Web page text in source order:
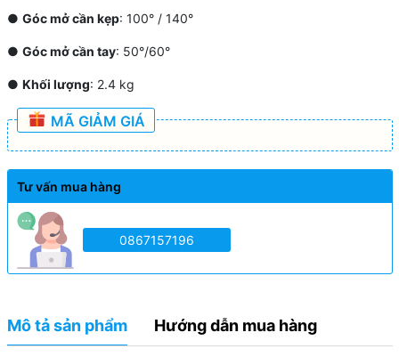
● Góc mở cần kẹp: 100° / 140°
● Góc mở cần tay: 50°/60°
● Khối lượng: 2.4 kg
MÃ GIẢM GIÁ
Tư vấn mua hàng
0867157196
Mô tả sản phẩm Hướng dẫn mua hàng